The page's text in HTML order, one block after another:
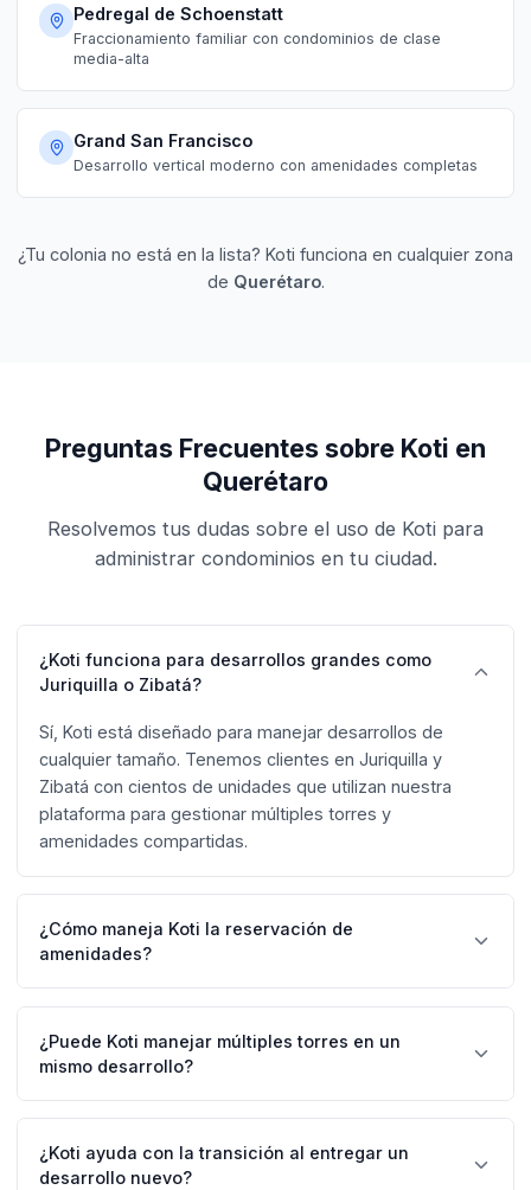
Pedregal de Schoenstatt
Fraccionamiento familiar con condominios de clase
media-alta
Grand San Francisco
Desarrollo vertical moderno con amenidades completas
¿Tu colonia no está en la lista? Koti funciona en cualquier zona
de Querétaro.
Preguntas Frecuentes sobre Koti en
Querétaro
Resolvemos tus dudas sobre el uso de Koti para
administrar condominios en tu ciudad.
¿Koti funciona para desarrollos grandes como
Juriquilla o Zibatá?
Sí, Koti está diseñado para manejar desarrollos de
cualquier tamaño. Tenemos clientes en Juriquilla y
Zibatá con cientos de unidades que utilizan nuestra
plataforma para gestionar múltiples torres y
amenidades compartidas.
¿Cómo maneja Koti la reservación de
amenidades?
Koti incluye un sistema completo de reservaciones. Los
residentes pueden reservar alberca, gimnasio, salón de
eventos, canchas y más desde la app, con reglas
¿Puede Koti manejar múltiples torres en un
mismo desarrollo?
Absolutamente. Koti permite configurar torres, privadas
administradores pueden enviar comunicados
¿Koti ayuda con la transición al entregar un
desarrollo nuevo?